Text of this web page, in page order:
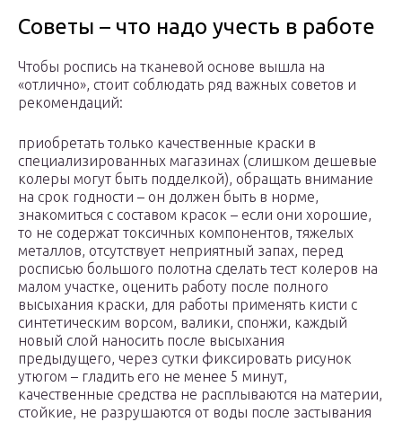
Советы – что надо учесть в работе
Чтобы роспись на тканевой основе вышла на
«отлично», стоит соблюдать ряд важных советов и
рекомендаций:
приобретать только качественные краски в
специализированных магазинах (слишком дешевые
колеры могут быть подделкой), обращать внимание
на срок годности – он должен быть в норме,
знакомиться с составом красок – если они хорошие,
то не содержат токсичных компонентов, тяжелых
металлов, отсутствует неприятный запах, перед
росписью большого полотна сделать тест колеров на
малом участке, оценить работу после полного
высыхания краски, для работы применять кисти с
синтетическим ворсом, валики, спонжи, каждый
новый слой наносить после высыхания
предыдущего, через сутки фиксировать рисунок
утюгом – гладить его не менее 5 минут,
качественные средства не расплываются на материи,
стойкие, не разрушаются от воды после застывания